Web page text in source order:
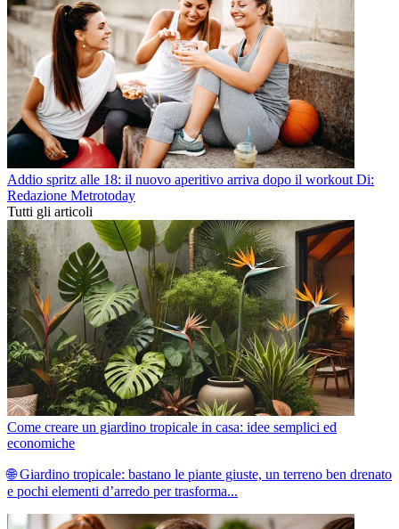
Addio spritz alle 18: il nuovo aperitivo arriva dopo il workout Di:
Redazione Metrotoday
Tutti gli articoli
Come creare un giardino tropicale in casa: idee semplici ed
economiche
🌐 Giardino tropicale: bastano le piante giuste, un terreno ben drenato
e pochi elementi d’arredo per trasforma...